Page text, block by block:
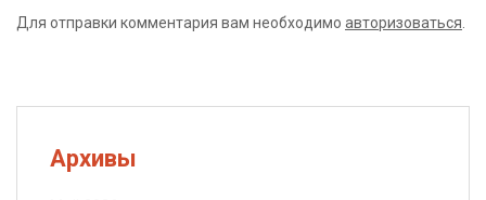
Для отправки комментария вам необходимо авторизоваться
Архивы